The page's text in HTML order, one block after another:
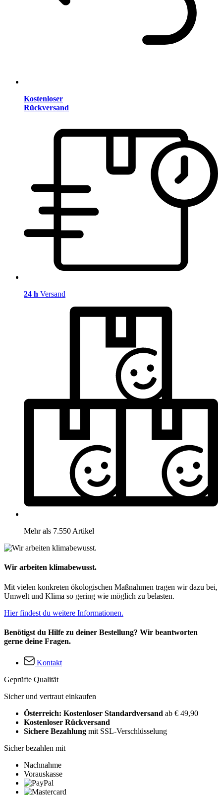
Kostenloser
Rückversand
24 h Versand
Mehr als 7.550 Artikel
Wir arbeiten klimabewusst.
Mit vielen konkreten ökologischen Maßnahmen tragen wir dazu bei,
Umwelt und Klima so gering wie möglich zu belasten.
Hier findest du weitere Informationen.
Benötigst du Hilfe zu deiner Bestellung? Wir beantworten
gerne deine Fragen.
Kontakt
Geprüfte Qualität
Sicher und vertraut einkaufen
Österreich: Kostenloser Standardversand ab € 49,90
Kostenloser Rückversand
Sichere Bezahlung mit SSL-Verschlüsselung
Sicher bezahlen mit
Nachnahme
Vorauskasse